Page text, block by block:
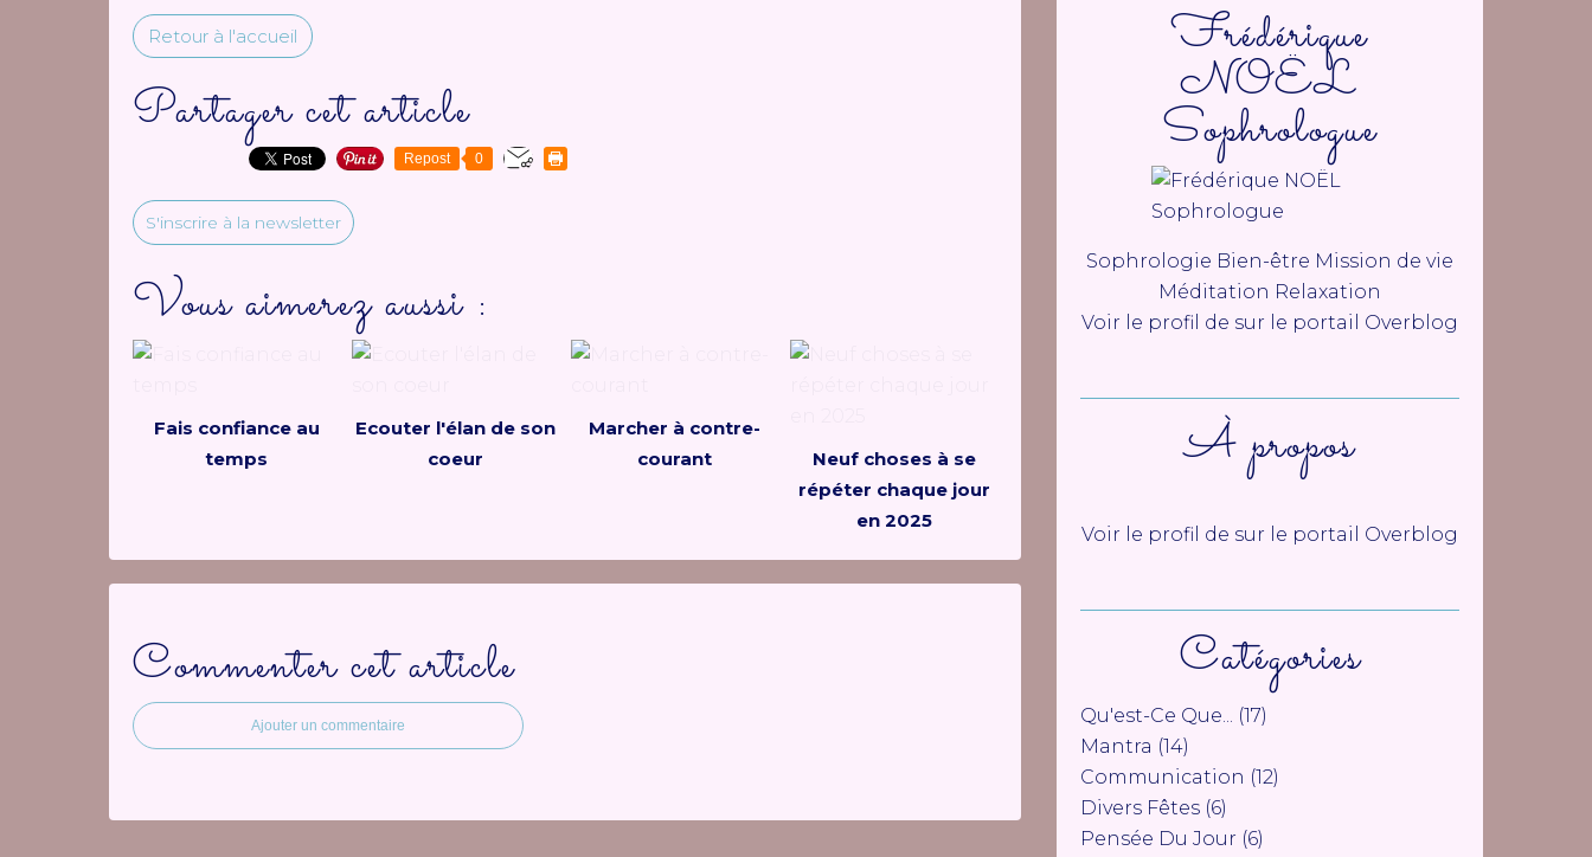
Retour à l'accueil
Partager cet article
Repost 0
S'inscrire à la newsletter
Vous aimerez aussi :
Fais confiance au
temps
Ecouter l'élan de son
coeur
Marcher à contre-
courant
Neuf choses à se
répéter chaque jour
en 2025
Commenter cet article
Ajouter un commentaire
Catégories
Qu'est-Ce Que... (17)
Mantra (14)
Communication (12)
Divers Fêtes (6)
Pensée Du Jour (6)
Frédérique
NOËL
Sophrologue
Sophrologie Bien-être Mission de vie
Méditation Relaxation
Voir le profil de sur le portail Overblog
À propos
Voir le profil de sur le portail Overblog